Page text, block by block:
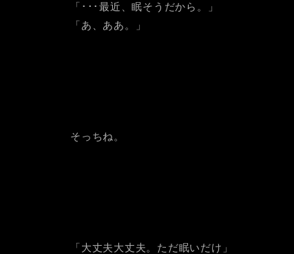
「･･･最近、眠そうだから。」
「あ、ああ。」
そっちね。
「大丈夫大丈夫。ただ眠いだけ」